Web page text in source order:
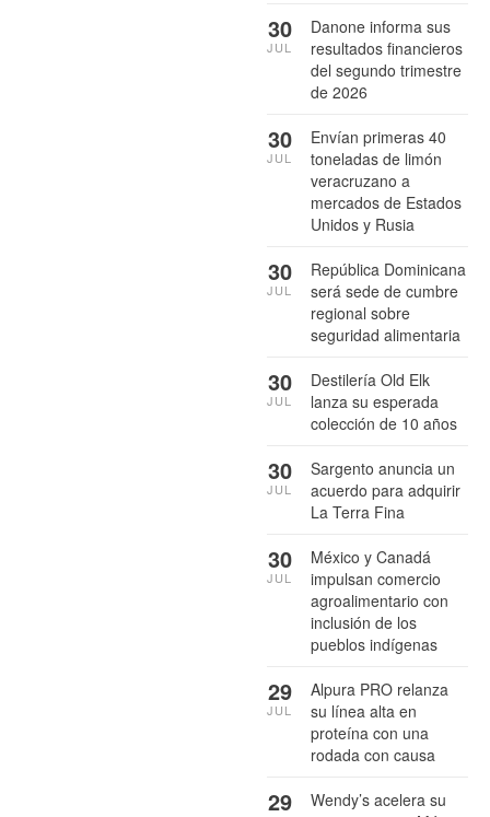
Danone informa sus
resultados financieros
del segundo trimestre
de 2026
30
JUL
Envían primeras 40
toneladas de limón
veracruzano a
mercados de Estados
Unidos y Rusia
30
JUL
República Dominicana
será sede de cumbre
regional sobre
seguridad alimentaria
30
JUL
Destilería Old Elk
lanza su esperada
colección de 10 años
30
JUL
Sargento anuncia un
acuerdo para adquirir
La Terra Fina
30
JUL
México y Canadá
impulsan comercio
agroalimentario con
inclusión de los
pueblos indígenas
30
JUL
Alpura PRO relanza
su línea alta en
proteína con una
rodada con causa
29
JUL
Wendy’s acelera su
29